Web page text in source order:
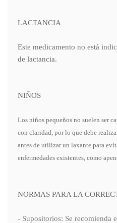
LACTANCIA
Este medicamento no está
de lactancia.
NIÑOS
Los niños pequeños no suelen ser
con claridad, por lo que debe
antes de utilizar un laxante para
enfermedades existentes, como
NORMAS PARA LA
- Supositorios: Se recomienda